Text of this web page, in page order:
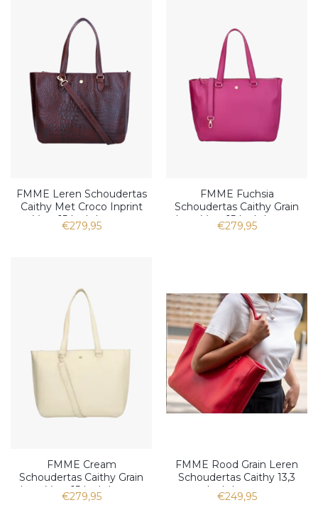
FMME Leren Schoudertas
Caithy Met Croco Inprint
Voor 15 Inch Laptop
€279,95
FMME Fuchsia
Schoudertas Caithy Grain
Leer Voor 15 Inch Laptop
€279,95
FMME Cream
Schoudertas Caithy Grain
Leer Voor 15 Inch Laptop
€279,95
FMME Rood Grain Leren
Schoudertas Caithy 13,3
Inch Laptop
€249,95